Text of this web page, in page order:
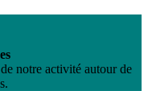
notre activité autour de